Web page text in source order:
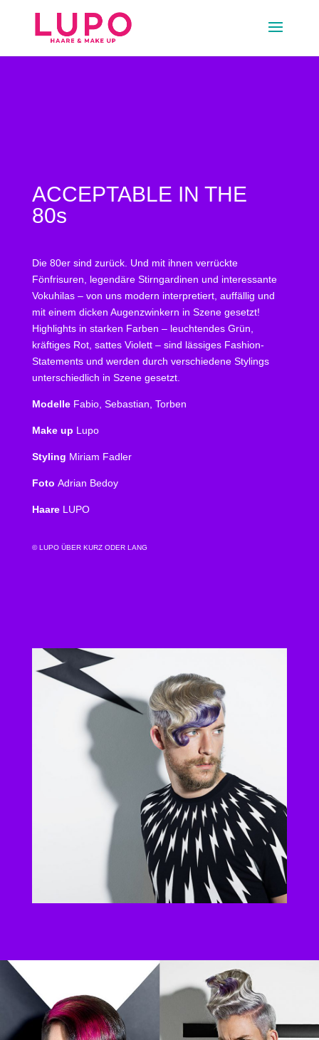
ACCEPTABLE IN THE
80s
Die 80er sind zurück. Und mit ihnen verrückte
Fönfrisuren, legendäre Stirngardinen und interessante
Vokuhilas – von uns modern interpretiert, auffällig und
mit einem dicken Augenzwinkern in Szene gesetzt!
Highlights in starken Farben – leuchtendes Grün,
kräftiges Rot, sattes Violett – sind lässiges Fashion-
Statements und werden durch verschiedene Stylings
unterschiedlich in Szene gesetzt.
ModelleFabio, Sebastian, Torben
Make up Lupo
Styling Miriam Fadler
Foto Adrian Bedoy
Haare LUPO
© LUPO ÜBER KURZ ODER LANG